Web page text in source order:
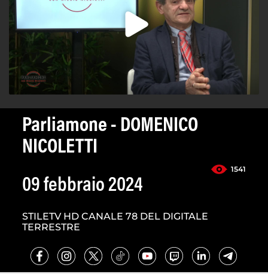
Parliamone - DOMENICO
NICOLETTI
1541
09 febbraio 2024
STILETV HD CANALE 78 DEL DIGITALE
TERRESTRE